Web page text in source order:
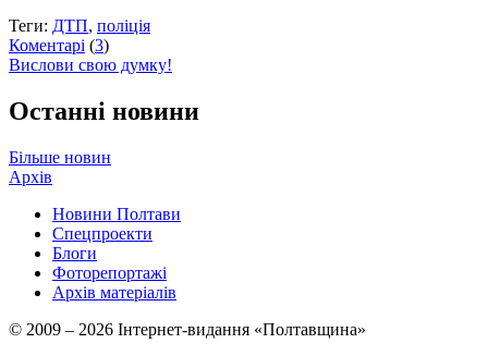
Теги: ДТП, поліція
Коментарі (3)
Вислови свою думку!
Останні новини
Більше новин
Архів
Новини Полтави
Спецпроекти
Блоги
Фоторепортажі
Архів матеріалів
© 2009 – 2026 Інтернет-видання «Полтавщина»